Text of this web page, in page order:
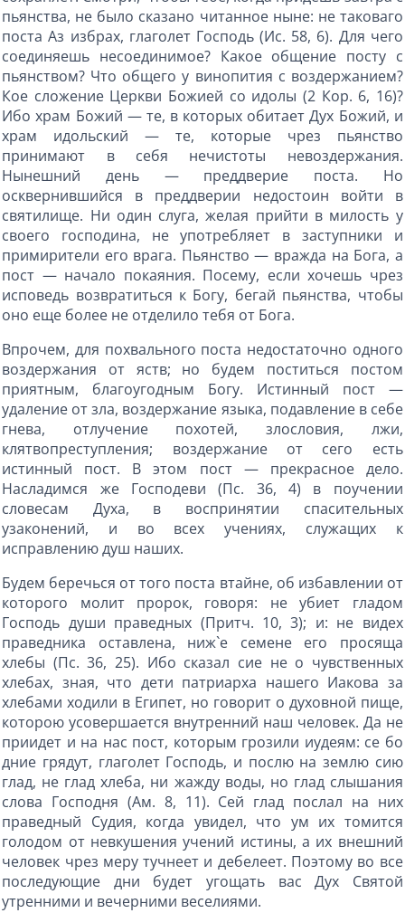
пьянства, не было сказано читанное ныне: не таковаго
поста Аз избрах, глаголет Господь (Ис. 58, 6). Для чего
соединяешь несоединимое? Какое общение посту с
пьянством? Что общего у винопития с воздержанием?
Кое сложение Церкви Божией со идолы (2 Кор. 6, 16)?
Ибо храм Божий — те, в которых обитает Дух Божий, и
храм идольский — те, которые чрез пьянство
принимают в себя нечистоты невоздержания.
Нынешний день — преддверие поста. Но
осквернившийся в преддверии недостоин войти в
святилище. Ни один слуга, желая прийти в милость у
своего господина, не употребляет в заступники и
примирители его врага. Пьянство — вражда на Бога, а
пост — начало покаяния. Посему, если хочешь чрез
исповедь возвратиться к Богу, бегай пьянства, чтобы
оно еще более не отделило тебя от Бога.
Впрочем, для похвального поста недостаточно одного
воздержания от яств; но будем поститься постом
приятным, благоугодным Богу. Истинный пост —
удаление от зла, воздержание языка, подавление в себе
гнева, отлучение похотей, злословия, лжи,
клятвопреступления; воздержание от сего есть
истинный пост. В этом пост — прекрасное дело.
Насладимся же Господеви (Пс. 36, 4) в поучении
словесам Духа, в воспринятии спасительных
узаконений, и во всех учениях, служащих к
исправлению душ наших.
Будем беречься от того поста втайне, об избавлении от
которого молит пророк, говоря: не убиет гладом
Господь души праведных (Притч. 10, 3); и: не видех
праведника оставлена, ниж`е семене его просяща
хлебы (Пс. 36, 25). Ибо сказал сие не о чувственных
хлебах, зная, что дети патриарха нашего Иакова за
хлебами ходили в Египет, но говорит о духовной пище,
которою усовершается внутренний наш человек. Да не
приидет и на нас пост, которым грозили иудеям: се бо
дние грядут, глаголет Господь, и послю на землю сию
глад, не глад хлеба, ни жажду воды, но глад слышания
слова Господня (Ам. 8, 11). Сей глад послал на них
праведный Судия, когда увидел, что ум их томится
голодом от невкушения учений истины, а их внешний
человек чрез меру тучнеет и дебелеет. Поэтому во все
последующие дни будет угощать вас Дух Святой
утренними и вечерними веселиями.